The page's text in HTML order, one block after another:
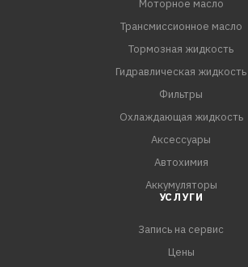
Моторное масло
Трансмиссионное масло
Тормозная жидкость
Гидравлическая жидкость
Фильтры
Охлаждающая жидкость
Аксессуары
Автохимия
Аккумуляторы
УСЛУГИ
Запись на сервис
Цены